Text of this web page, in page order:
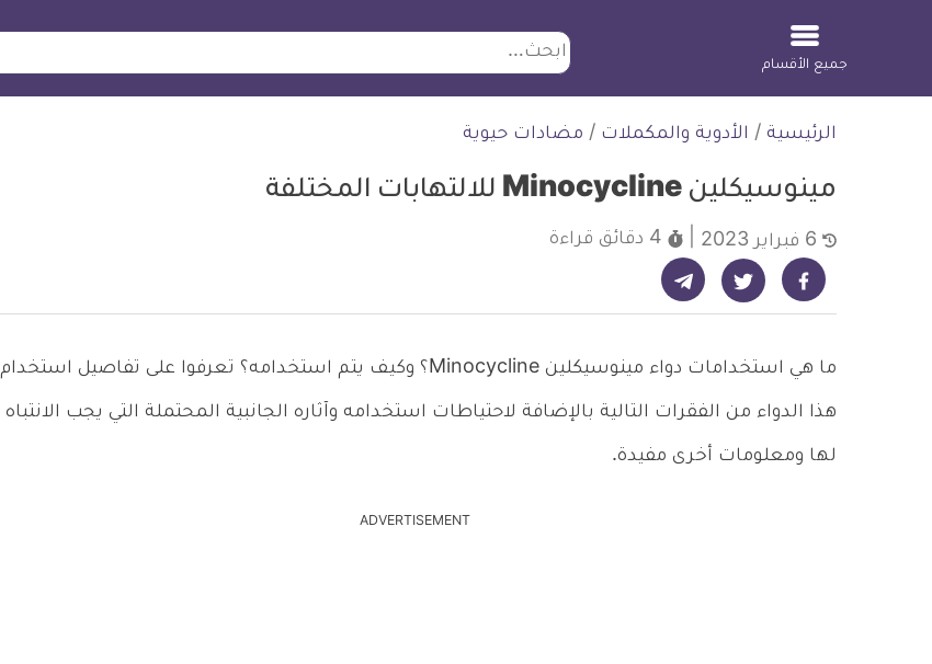
ابحث
جميع الأقسام
الرئيسية / الأدوية والمكملات / مضادات حيوية
مينوسيكلين Minocycline للالتهابات المختلفة
4 دقائق قراءة
شارك على فيسبوك - ديلي ميديكال انفو شارك على تويتر - ديلي ميديكال انفو شارك على تيليجرام - ديلي ميديكال انفو
ما هي استخدامات دواء مينوسيكلين Minocycline؟ وكيف يتم استخدامه؟ تعرفوا على تفاصيل استخدام
هذا الدواء من الفقرات التالية بالإضافة لاحتياطات استخدامه وآثاره الجانبية المحتملة التي يجب الانتباه
لها ومعلومات أخرى مفيدة.
ADVERTISEMENT